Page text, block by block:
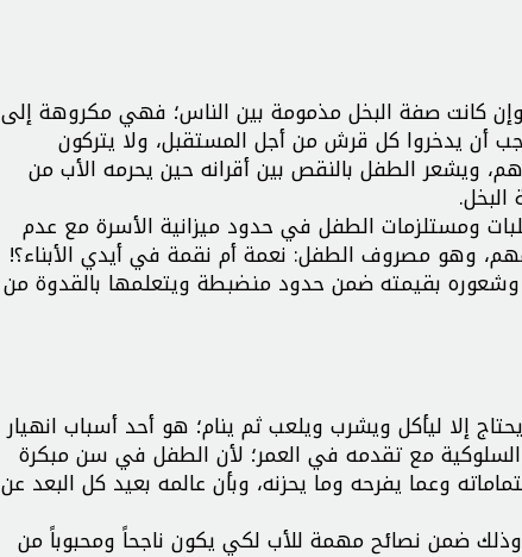
كانت صفة البخل مذمومة بين الناس؛ فهي مكروهة إلى
أن يدخروا كل قرش من أجل المستقبل، ولا يتركون
ويشعر الطفل بالنقص بين أقرانه حين يحرمه الأب من
ومستلزمات الطفل في حدود ميزانية الأسرة مع عدم
وهو مصروف الطفل: نعمة أم نقمة في أيدي الأبناء؟!
بقيمته ضمن حدود منضبطة ويتعلمها بالقدوة من
إلا ليأكل ويشرب ويلعب ثم ينام؛ هو أحد أسباب انهيار
مع تقدمه في العمر؛ لأن الطفل في سن مبكرة
وعما يفرحه وما يحزنه، وبأن عالمه بعيد كل البعد عن
ضمن نصائح مهمة للأب لكي يكون ناجحاً ومحبوباً من